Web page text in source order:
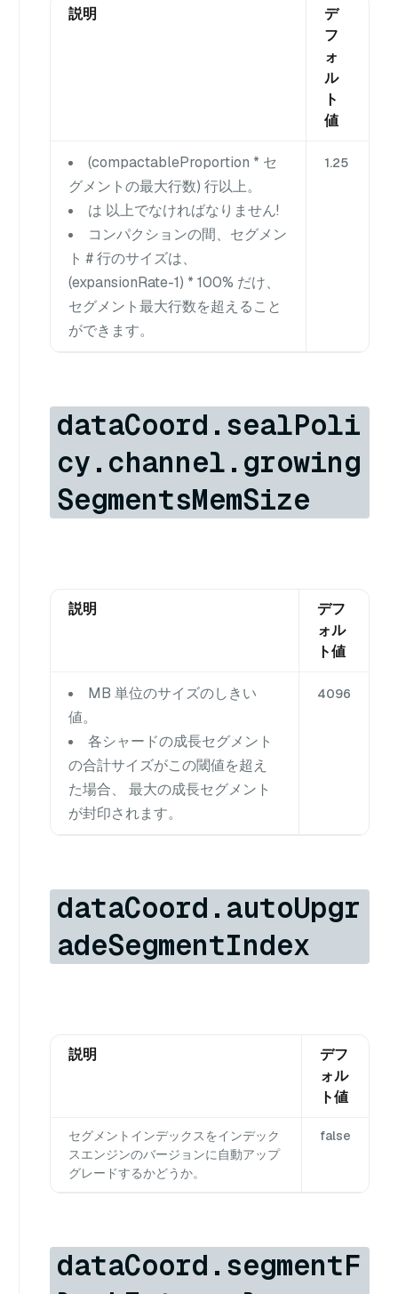
説明
デ
フ
ォ
ル
ト
値
(compactableProportion * セ
グメントの最大行数) 行以上。
は 以上でなければなりません!
コンパクションの間、セグメン
ト # 行のサイズは、
(expansionRate-1) * 100% だけ、
セグメント最大行数を超えること
ができます。
1.25
dataCoord.sealPoli
cy.channel.growing
SegmentsMemSize
説明
デフ
ォル
ト値
MB 単位のサイズのしきい
値。
各シャードの成長セグメント
の合計サイズがこの閾値を超え
た場合、 最大の成長セグメント
が封印されます。
4096
dataCoord.autoUpgr
adeSegmentIndex
説明
デフ
ォル
ト値
セグメントインデックスをインデック
スエンジンのバージョンに自動アップ
グレードするかどうか。
false
dataCoord.segmentF